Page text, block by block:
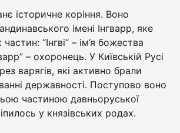
історичне коріння. Воно
імені Інгварр, яке
“Інгві” – ім’я божества
– охоронець. У Київській Русі
варягів, які активно брали
державності. Поступово воно
частиною давньоруської
у князівських родах.